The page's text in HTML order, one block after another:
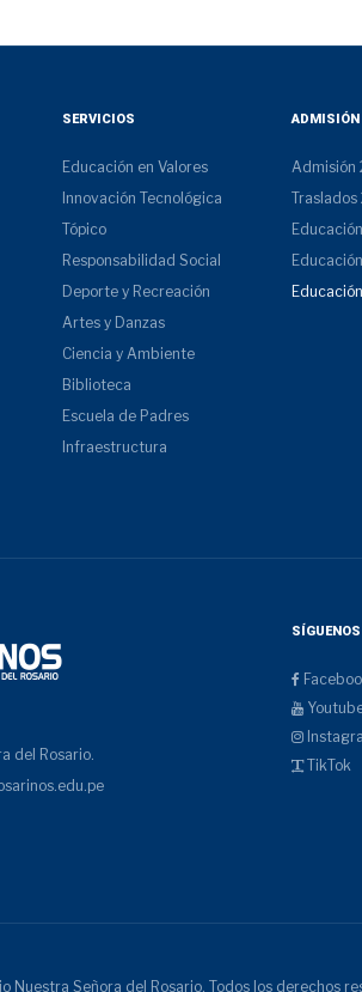
SERVICIOS
Educación en Valores
Innovación Tecnológica
Tópico
Responsabilidad Social
Deporte y Recreación
Artes y Danzas
Ciencia y Ambiente
Biblioteca
Escuela de Padres
Infraestructura
ADMISIÓN
Admisión
Traslados
del Rosario.
TikTok
Nuestra Señora del Rosario. Todos los derechos